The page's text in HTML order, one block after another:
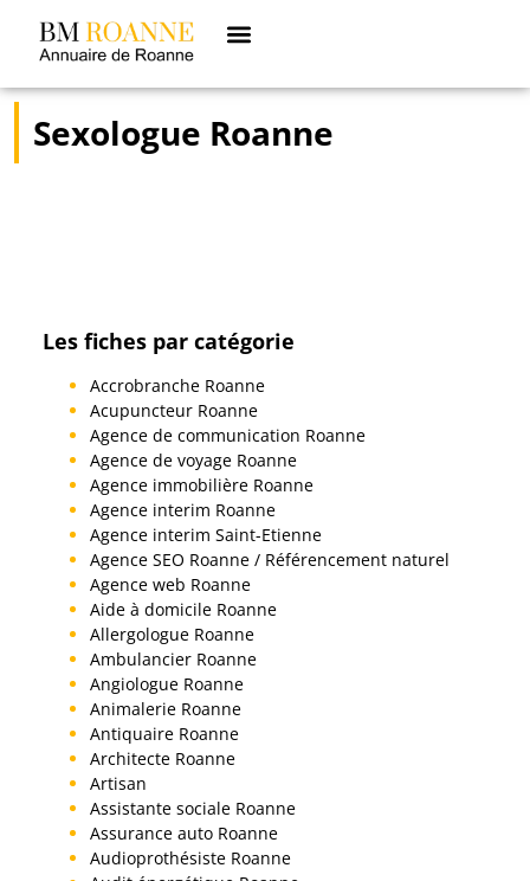
Sexologue Roanne
Les fiches par catégorie
Accrobranche Roanne
Acupuncteur Roanne
Agence de communication Roanne
Agence de voyage Roanne
Agence immobilière Roanne
Agence interim Roanne
Agence interim Saint-Etienne
Agence SEO Roanne / Référencement naturel
Agence web Roanne
Aide à domicile Roanne
Allergologue Roanne
Ambulancier Roanne
Angiologue Roanne
Animalerie Roanne
Antiquaire Roanne
Architecte Roanne
Artisan
Assistante sociale Roanne
Assurance auto Roanne
Audioprothésiste Roanne